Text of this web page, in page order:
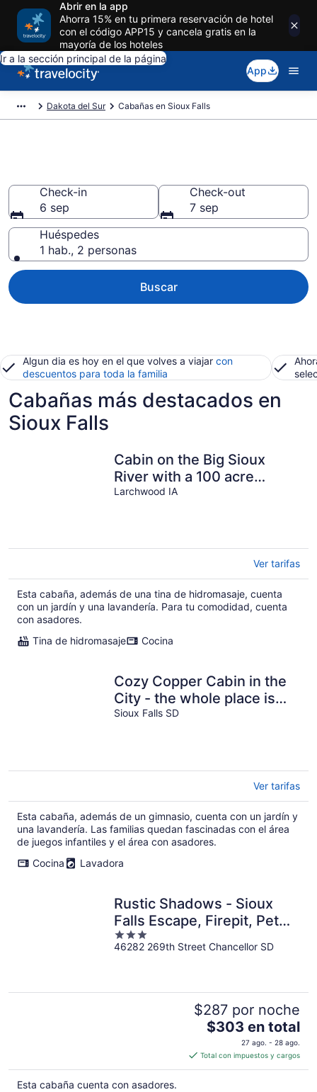
Abrir en la app
Ahorra 15% en tu primera reservación de hotel
con el código APP15 y cancela gratis en la
mayoría de los hoteles
Ir a la sección principal de la página
App
Dakota del Sur Cabañas en Sioux Falls
Check-in
6 sep
Check-out
7 sep
Huéspedes
1 hab., 2 personas
Buscar
Algun dia es hoy en el que volves a viajar con
descuentos para toda la familia
Cabañas más destacados en
Sioux Falls
Cabin on the Big Sioux
River with a 100 acre
wood.
Larchwood IA
Ver tarifas
Esta cabaña, además de una tina de hidromasaje, cuenta
con un jardín y una lavandería. Para tu comodidad, cuenta
con asadores.
Tina de hidromasaje
Cocina
Cozy Copper Cabin in the
City - the whole place is
yours!
Sioux Falls SD
Ver tarifas
Esta cabaña, además de un gimnasio, cuenta con un jardín y
una lavandería. Las familias quedan fascinadas con el área
de juegos infantiles y el área con asadores.
Cocina
Lavadora
Rustic Shadows - Sioux
Falls Escape, Firepit, Pet
Friendly!
3
out
46282 269th Street Chancellor SD
$287 por noche
El
es
de
$303 en total
27 ago. - 28 ago.
Total con impuestos y cargos
Esta cabaña cuenta con asadores.